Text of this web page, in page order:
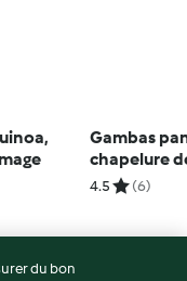
Gambas
chapelure
asperges
4.5 (6)
du bon